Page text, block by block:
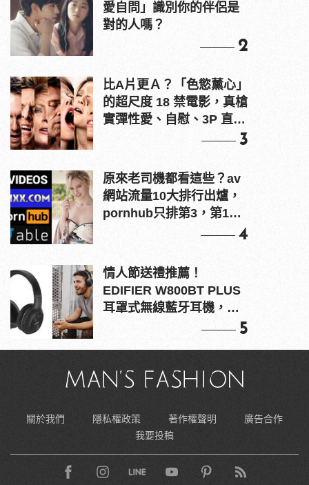
愛自問」識別你的伴侶是
對的人嗎？
2
比A片更Ａ？「色慾薰心」
的超尺度 18 禁電影，真槍
實彈性愛、自慰、3P 直接
3
原來老司機都看這些？av
網站流量10大排行出爐，
pornhub只排第3，第1名
4
情人節送禮推薦！
EDIFIER W800BT PLUS
耳罩式無線藍牙耳機，在
5
關於我們 隱私權政策 著作權聲明
廣告合作
我要投稿